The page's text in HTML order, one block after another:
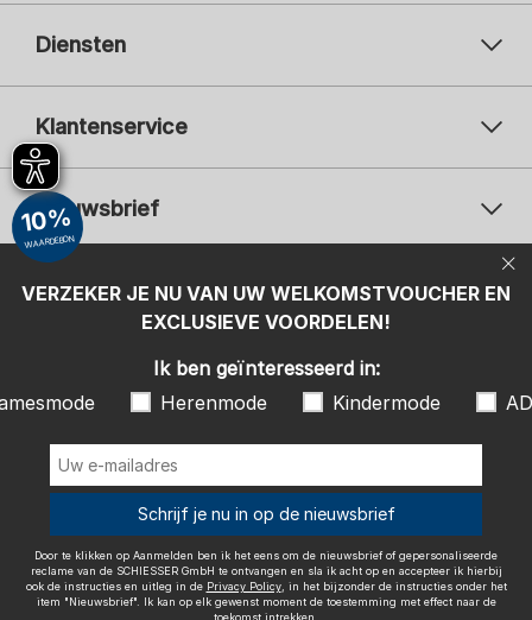
Diensten
Klantenservice
Nieuwsbrief
Uw
Uw e-mailadres
Aanmelden
Herenmode
ADIDAS
Door te klikken op Aanmelden ben ik het eens om de nieuwsbrief of
gepersonaliseerde reclame van de SCHIESSER GmbH te ontvangen en
sla ik acht op en accepteer ik hierbij ook de instructies en uitleg in de
, in het bijzonder de instructies onder het item
effect naar de toekomst intrekken.
Betaalwijzen
Wij bezorgen met
VERZEKER JE NU VAN UW WELKOMSTVOUCHER EN
EXCLUSIEVE VOORDELEN!
10%
WAARDEBON
Ik ben geïnteresseerd in:
Herenmode Kindermode
Schrijf je nu in op de nieuwsbrief
Door te klikken op Aanmelden ben ik het eens om de nieuwsbrief of gepersonaliseerde
reclame van de SCHIESSER GmbH te ontvangen en sla ik acht op en accepteer ik hierbij
ook de instructies en uitleg in de Privacy Policy, in het bijzonder de instructies onder het
item "Nieuwsbrief". Ik kan op elk gewenst moment de toestemming met effect naar de
toekomst intrekken.